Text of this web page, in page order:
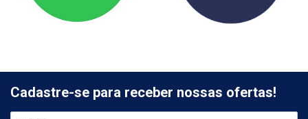
Cadastre-se para receber nossas ofertas!